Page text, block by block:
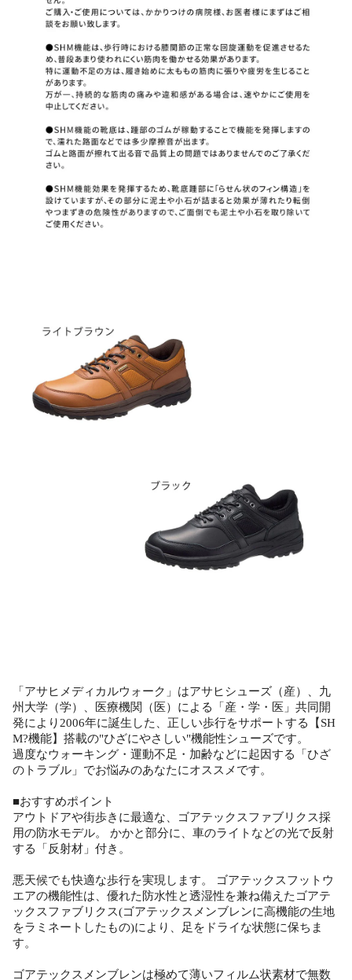
「アサヒメディカルウォーク」はアサヒシューズ（産）、九
州大学（学）、医療機関（医）による「産・学・医」共同開
発により2006年に誕生した、正しい歩行をサポートする【SH
M?機能】搭載の"ひざにやさしい"機能性シューズです。
過度なウォーキング・運動不足・加齢などに起因する「ひざ
のトラブル」でお悩みのあなたにオススメです。
■おすすめポイント
アウトドアや街歩きに最適な、ゴアテックスファブリクス採
用の防水モデル。 かかと部分に、車のライトなどの光で反射
する「反射材」付き。
悪天候でも快適な歩行を実現します。 ゴアテックスフットウ
エアの機能性は、優れた防水性と透湿性を兼ね備えたゴアテ
ックスファブリクス(ゴアテックスメンブレンに高機能の生地
をラミネートしたもの)により、足をドライな状態に保ちま
す。
ゴアテックスメンブレンは極めて薄いフィルム状素材で無数